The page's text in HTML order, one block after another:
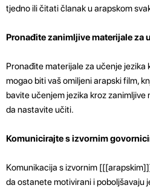
tjedno ili čitati članak u arapskom
Pronađite zanimljive materijale za
Pronađite materijale za učenje jezika
mogao biti vaš omiljeni arapski film,
bavite učenjem jezika kroz
da nastavite učiti.
Komunicirajte s izvornim
Komunikacija s izvornim
da ostanete motivirani i poboljšavaju